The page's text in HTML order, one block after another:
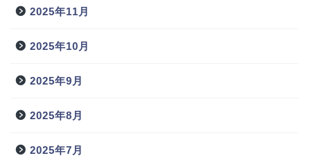
2025年11月
2025年10月
2025年9月
2025年8月
2025年7月